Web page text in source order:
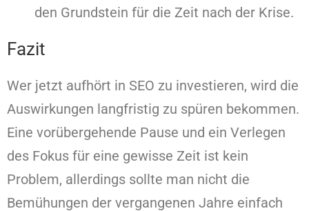
den Grundstein für die Zeit nach der Krise.
Fazit
Wer jetzt aufhört in SEO zu investieren, wird die
Auswirkungen langfristig zu spüren bekommen.
Eine vorübergehende Pause und ein Verlegen
des Fokus für eine gewisse Zeit ist kein
Problem, allerdings sollte man nicht die
Bemühungen der vergangenen Jahre einfach